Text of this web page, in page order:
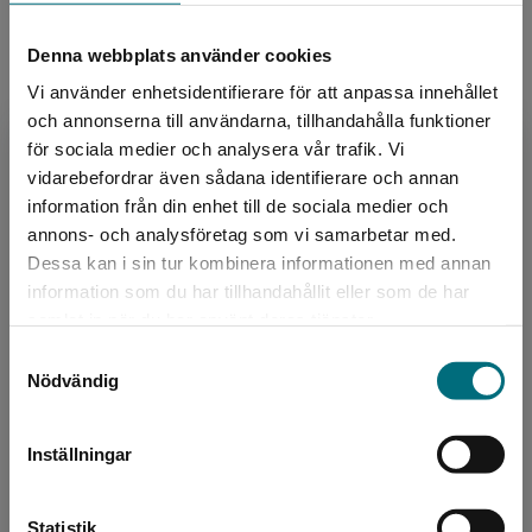
Denna webbplats använder cookies
Vi använder enhetsidentifierare för att anpassa innehållet
och annonserna till användarna, tillhandahålla funktioner
för sociala medier och analysera vår trafik. Vi
vidarebefordrar även sådana identifierare och annan
information från din enhet till de sociala medier och
annons- och analysföretag som vi samarbetar med.
Dessa kan i sin tur kombinera informationen med annan
information som du har tillhandahållit eller som de har
Nödvändig
Inställningar
Statistik
Begränsad fraktregion
Det verkar som att du besöker
nyponochviljaforlag.se via en enhet utanför
Sverige. För att kunna slutföra ett köp måste
Författare
Anna Hansson
Anna Hansson Anna Hansson har sedan
debuten år 2012 skrivit både barn- och
ungdomsböcker samt noveller för vuxna. Innan
debuten arbetade hon som l...